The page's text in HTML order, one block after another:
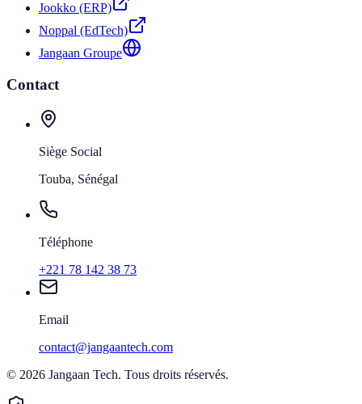
Jookko (ERP)
Noppal (EdTech)
Jangaan Groupe
Contact
Siège Social
Touba, Sénégal
Téléphone
+221 78 142 38 73
Email
contact@jangaantech.com
© 2026 Jangaan Tech. Tous droits réservés.